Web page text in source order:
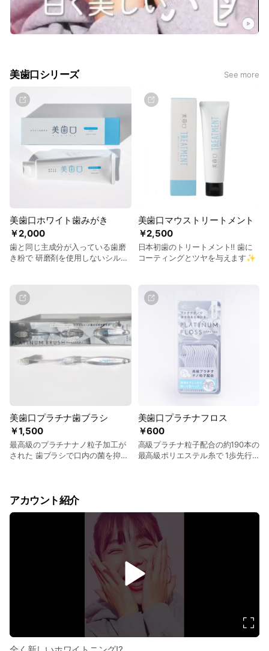
美歯口シリーズ See more
￥2,000
美歯口ホワイト歯みがき
歯と同じ主成分が入っている歯磨
き粉で 研磨剤を使用しないシルク
￥2,500
美歯口マウストリートメント
日本初歯のトリートメント‼️ 歯に
コーティングとツヤを与えます✨
￥1,500
美歯口プラチナ歯ブラシ
最高級のプラチナナノ粒子加工が
された 歯ブラシで口内の菌を抑制
￥600
美歯口プラチナフロス
高級プラチナ粒子配合の約190本の
最高級ポリエステル糸で 1歩先行
アカウント紹介
v
i